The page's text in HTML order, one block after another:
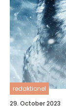
redaktionel
29. October 2023